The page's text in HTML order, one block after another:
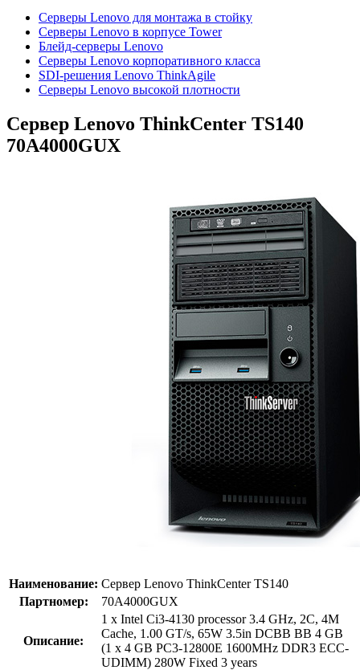
Серверы Lenovo для монтажа в стойку
Серверы Lenovo в корпусе Tower
Блейд-серверы Lenovo
Cерверы Lenovo корпоративного класса
SDI-решения Lenovo ThinkAgile
Серверы Lenovo высокой плотности
Сервер Lenovo ThinkCenter TS140
70A4000GUX
Наименование: Сервер Lenovo ThinkCenter TS140
Партномер:
70A4000GUX
Описание:
1 x Intel Ci3-4130 processor 3.4 GHz, 2C, 4M
Cache, 1.00 GT/s, 65W 3.5in DCВВ ВВ 4 GB
(1 x 4 GB PC3-12800E 1600MHz DDR3 ECC-
UDIMM) 280W Fixed 3 years